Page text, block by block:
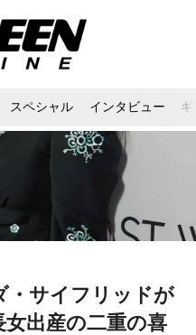
スペシャル インタビュー
・サイフリッドが
女出産の二重の喜